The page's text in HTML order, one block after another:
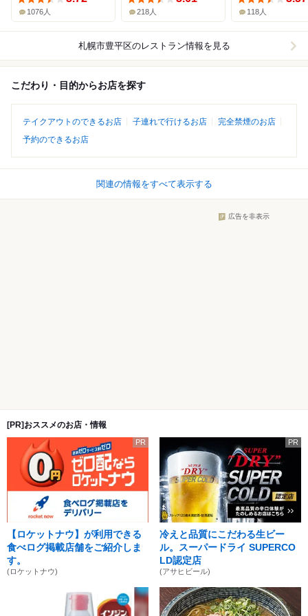
1076人 218人 118人
札幌市豊平区のレストラン情報を見る
こだわり・目的からお店を探す
テイクアウトのできるお店 子連れで行けるお店
完全禁煙のお店
予約のできるお店
関連の情報をすべて表示する
広告を非表示
[PR]おススメのお店・情報
PR
【ロケットナウ】が利用できる
食べログ掲載店舗をご紹介しま
す。
(ロケットナウ)
PR
冷えと品質にこだわる生ビー
ル。スーパードライ SUPERCO
LD認定店
(アサヒビール)